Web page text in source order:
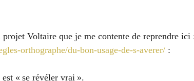
Voltaire que je me contente de reprendre ici
orthographe/du-bon-usage-de-s-averer/ :
« se révéler vrai ».